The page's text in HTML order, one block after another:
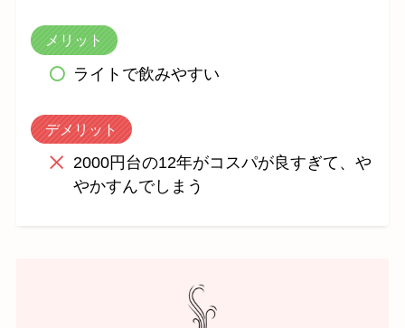
メリット
ライトで飲みやすい
デメリット
2000円台の12年がコスパが良すぎて、や
やかすんでしまう